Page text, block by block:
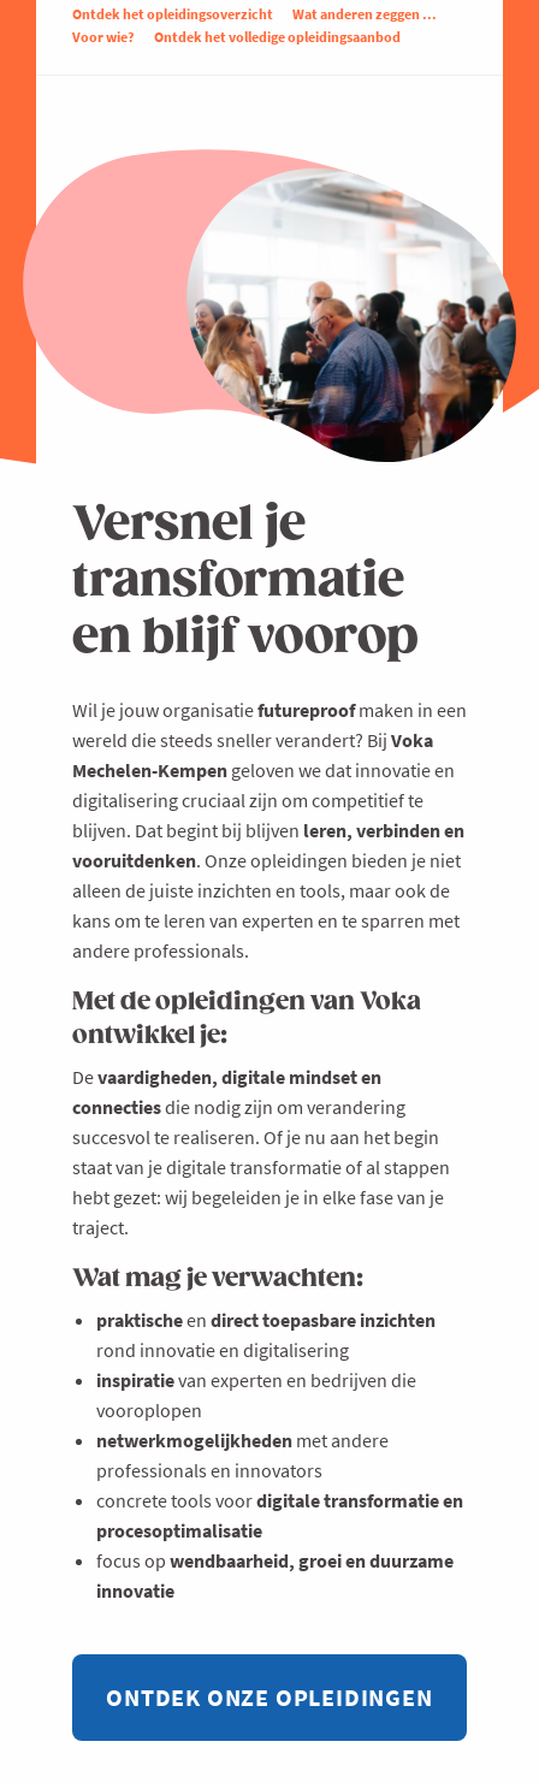
Ontdek het opleidingsoverzicht
Wat anderen zeggen ...
Voor wie?
Ontdek het volledige opleidingsaanbod
Versnel je
transformatie
en blijf voorop
Wil je jouw organisatiefutureproofmaken in een
wereld die steeds sneller verandert? Bij Voka
Mechelen-Kempen geloven we dat innovatie en
digitalisering cruciaal zijn om competitief te
blijven. Dat begint bij blijven leren, verbinden en
vooruitdenken. Onze opleidingen bieden je niet
alleen de juiste inzichten en tools, maar ook de
kans om te leren van experten en te sparren met
andere professionals.
Met de opleidingen van Voka
ontwikkel je:
Devaardigheden, digitale mindset en
connectiesdie nodig zijn om verandering
succesvol te realiseren. Of je nu aan het begin
staat van je digitale transformatie of al stappen
hebt gezet: wij begeleiden je in elke fase van je
traject.
Wat mag je verwachten:
praktischeen direct toepasbare inzichten
rond innovatie en digitalisering
inspiratievan experten en bedrijven die
vooroplopen
netwerkmogelijkheden met andere
professionals en innovators
concrete tools voordigitale transformatie en
procesoptimalisatie
focus op wendbaarheid, groei en duurzame
innovatie
ONTDEK ONZE OPLEIDINGEN